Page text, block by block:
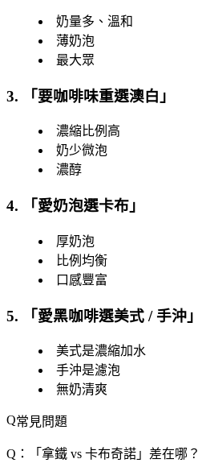
奶量多、溫和
薄奶泡
最大眾
3. 「要咖啡味重選澳白 」
濃縮比例高
奶少微泡
濃醇
4. 「 愛奶泡選卡布 」
厚奶泡
比例均衡
口感豐富
5. 「愛黑咖啡選美式 / 手沖 」
美式是濃縮加水
手沖是濾泡
無奶清爽
常見問題
Q：「 拿鐵 vs 卡布奇諾 」差在哪？